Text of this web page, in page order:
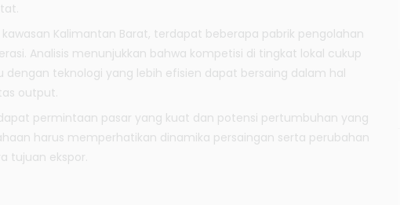
kawasan Kalimantan Barat, terdapat beberapa pabrik pengolahan
Analisis menunjukkan bahwa kompetisi di tingkat lokal cukup
dengan teknologi yang lebih efisien dapat bersaing dalam hal
output.
permintaan pasar yang kuat dan potensi pertumbuhan yang
harus memperhatikan dinamika persaingan serta perubahan
tujuan ekspor.